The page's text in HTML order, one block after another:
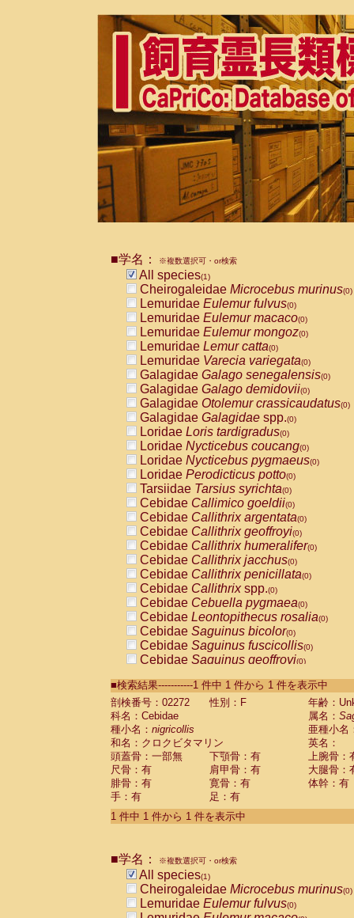
■学名： ※複数選択可・or検索
All species(1)
Cheirogaleidae Microcebus murinus(0)
Lemuridae Eulemur fulvus(0)
Lemuridae Eulemur macaco(0)
Lemuridae Eulemur mongoz(0)
Lemuridae Lemur catta(0)
Lemuridae Varecia variegata(0)
Galagidae Galago senegalensis(0)
Galagidae Galago demidovii(0)
Galagidae Otolemur crassicaudatus(0)
Galagidae Galagidae spp.(0)
Loridae Loris tardigradus(0)
Loridae Nycticebus coucang(0)
Loridae Nycticebus pygmaeus(0)
Loridae Perodicticus potto(0)
Tarsiidae Tarsius syrichta(0)
Cebidae Callimico goeldii(0)
Cebidae Callithrix argentata(0)
Cebidae Callithrix geoffroyi(0)
Cebidae Callithrix humeralifer(0)
Cebidae Callithrix jacchus(0)
Cebidae Callithrix penicillata(0)
Cebidae Callithrixspp.(0)
Cebidae Cebuella pygmaea(0)
Cebidae Leontopithecus rosalia(0)
Cebidae Saguinus bicolor(0)
Cebidae Saguinus fuscicollis(0)
Cebidae Saguinus geoffroyi(0)
CebidaeSaguinus labiatus(0)
Cebidae Saguinus leucopus (0)
Cebidae
CebidaeSaguinus mystax
CebidaeSaguinus nigricollis (1)
Cebidae Saguinus oedipus
Cebidae Saguinus weddelli
Cebidae Saguinusspp.
Cebidae Aotus trivirgatus
Cebidae Cebus albifrons
CebidaeCebus nigrivittatus
CebidaeCebus
CebidaeSaimiri boliviensis(0)
CebidaeSaimiri sciureus(0)
■検索結果-----------1 件中 1 件から 1 件を表示中
剖検番号：02272
性別：F
年齢：
科名：Cebidae
属名：
種小名： nigricollis
亜種小名
和名：クロクビタマリン
英名：
頭蓋骨：一部無
下顎骨：有
上腕骨：
尺骨：有
肩甲骨：有
大腿骨：
腓骨：有
寛骨：有
体幹：有
手：有
足：有
1 件中 1 件から 1 件を表示中
■学名： ※複数選択可・or検索
All species(1)
Cheirogaleidae Microcebus murinus(0)
Lemuridae Eulemur fulvus(0)